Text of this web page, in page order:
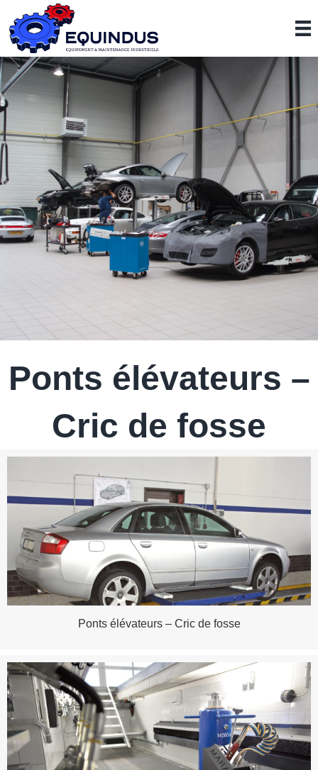
Ponts élévateurs –
Cric de fosse
Ponts élévateurs – Cric de fosse